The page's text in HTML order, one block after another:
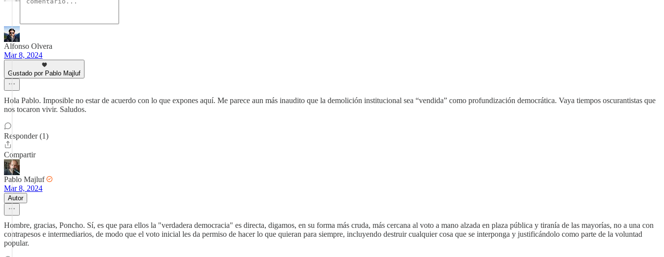
Alfonso Olvera
Mar 8, 2024
Gustado por Pablo Majluf
Hola Pablo. Imposible no estar de acuerdo con lo que expones aquí. Me parece aun más inaudito que la demolición institucional sea “vendida” como profundización democrática. Vaya tiempos oscurantistas que
nos tocaron vivir. Saludos.
Responder (1)
Compartir
Pablo Majluf
Mar 8, 2024
Autor
Hombre, gracias, Poncho. Sí, es que para ellos la "verdadera democracia" es directa, digamos, en su forma más cruda, más cercana al voto a mano alzada en plaza pública y tiranía de las mayorías, no a una con
contrapesos e intermediarios, de modo que el voto inicial les da permiso de hacer lo que quieran para siempre, incluyendo destruir cualquier cosa que se interponga y justificándolo como parte de la voluntad
popular.